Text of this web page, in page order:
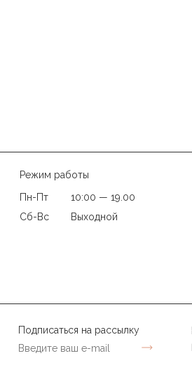
Режим работы
Пн-Пт
10:00 — 19.00
Сб-Вс
Выходной
Подписаться на рассылку